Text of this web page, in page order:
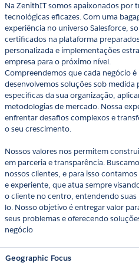
Na ZenithIT somos apaixonados por
tecnológicas eficazes. Com uma
experiência no universo Salesforce,
certificados na plataforma
personalizada e implementações
empresa para o próximo nível.
Compreendemos que cada negócio
desenvolvemos soluções sob medida
específicas da sua organização,
metodologias de mercado. Nossa
enfrentar desafios complexos e
o seu crescimento.
Nossos valores nos permitem
em parceria e transparência.
nossos clientes, e para isso
e experiente, que atua sempre
o cliente no centro, entendendo
lo. Nosso objetivo é entregar valor
seus problemas e oferecendo
negócio
Geographic Focus